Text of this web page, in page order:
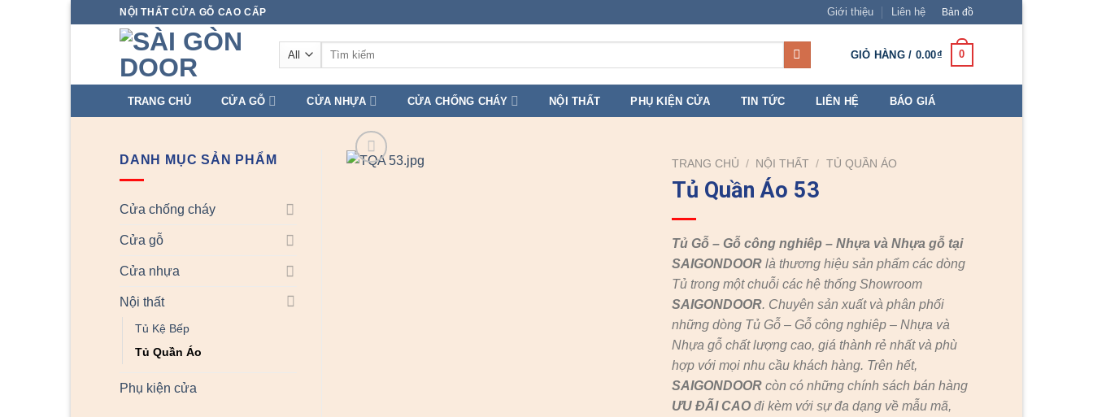
NỘI THẤT CỬA GỖ CAO CẤP Giới thiệu Liên hệ Bản đồ
Tìm
GIỎ HÀNG / 0.00₫ 0
TRANG CHỦ CỬA GỖ CỬA NHỰA CỬA CHỐNG CHÁY NỘI THẤT PHỤ KIỆN CỬA TIN TỨC LIÊN HỆ BÁO GIÁ
DANH MỤC SẢN PHẨM
Cửa chống cháy
Cửa gỗ
Cửa nhựa
Nội thất
Tủ Kệ Bếp
Tủ Quần Áo
Phụ kiện cửa
TRANG CHỦ / NỘI THẤT / TỦ QUẦN ÁO
Tủ Quần Áo 53
Tủ Gỗ – Gỗ công nghiêp – Nhựa và Nhựa gỗ tại
SAIGONDOOR là thương hiệu sản phẩm các dòng
Tủ trong một chuỗi các hệ thống Showroom
SAIGONDOOR. Chuyên sản xuất và phân phối
những dòng Tủ Gỗ – Gỗ công nghiêp – Nhựa và
Nhựa gỗ chất lượng cao, giá thành rẻ nhất và phù
hợp với mọi nhu cầu khách hàng. Trên hết,
SAIGONDOOR còn có những chính sách bán hàng
ƯU ĐÃI CAOđi kèm với sự đa dạng về mẫu mã,